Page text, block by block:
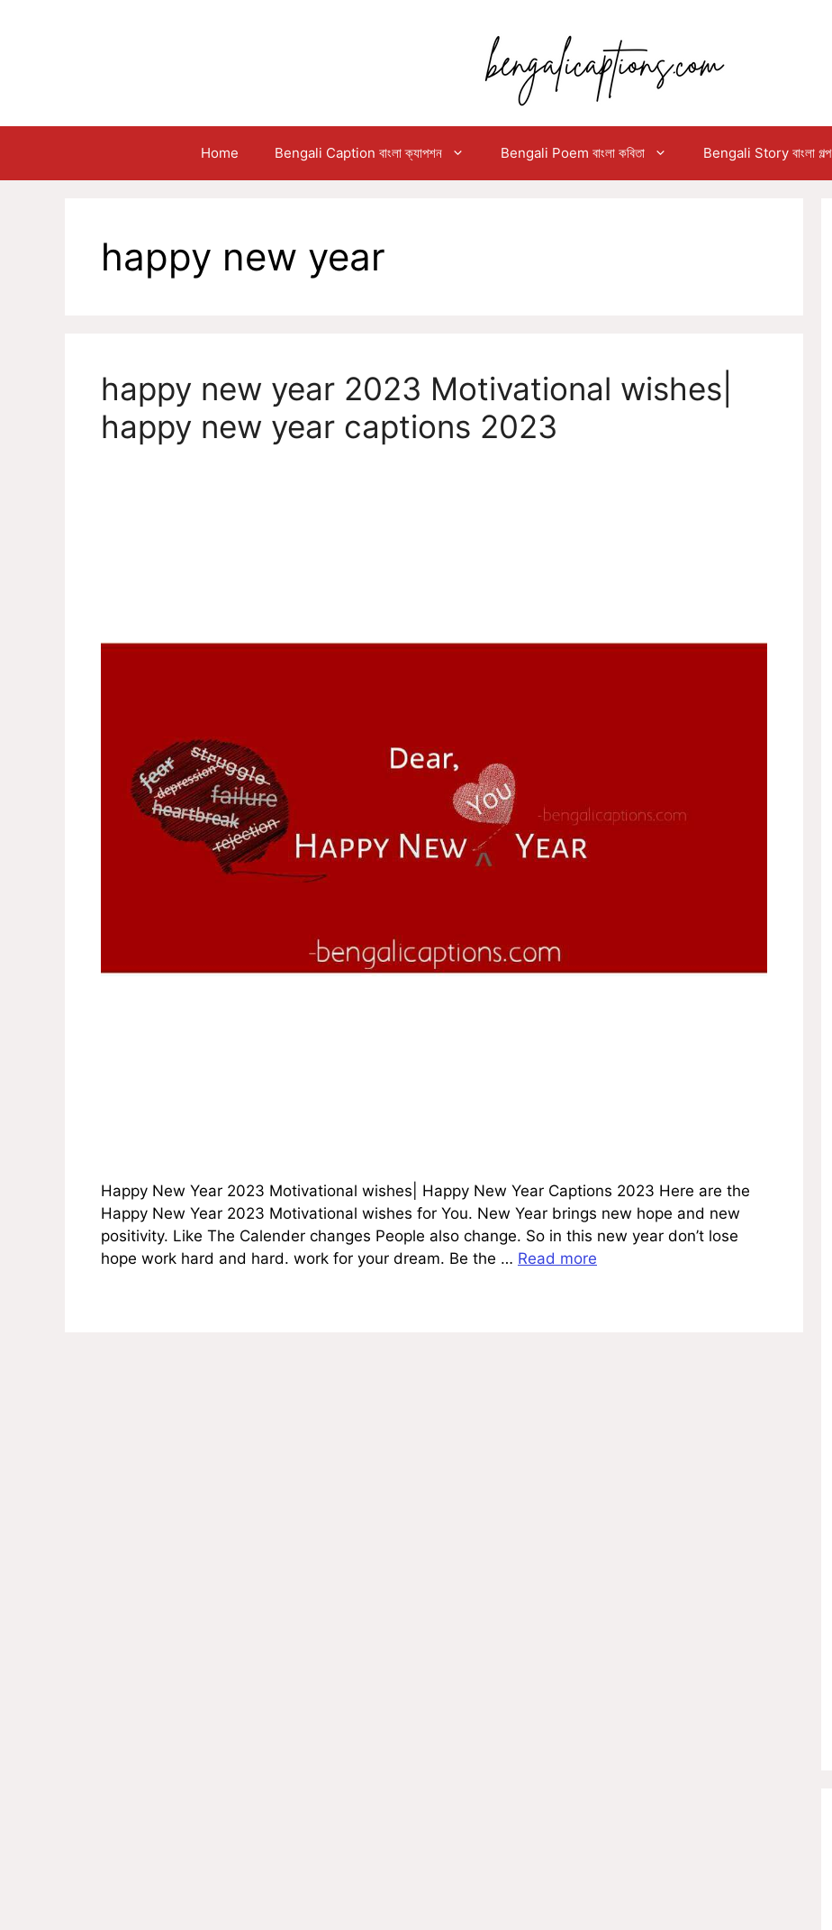
Home Bengali Caption বাংলা ক্যাপশন Bengali Poem বাংলা কবিতা Bengali Story বাংলা গল্প
happy new year
happy new year 2023 Motivational wishes|
happy new year captions 2023
Happy New Year 2023 Motivational wishes| Happy New Year Captions 2023 Here are the
Happy New Year 2023 Motivational wishes for You. New Year brings new hope and new
positivity. Like The Calender changes People also change. So in this new year don’t lose
hope work hard and hard. work for your dream. Be the … Read more